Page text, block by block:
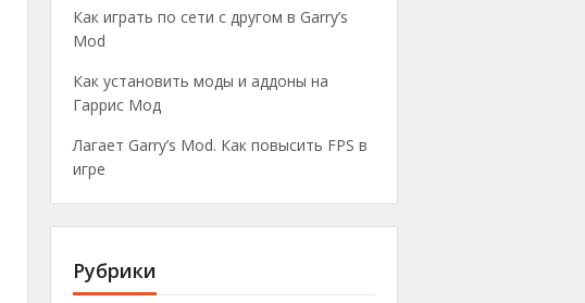
Как играть по сети с другом в Garry’s
Mod
Как установить моды и аддоны на
Гаррис Мод
Лагает Garry’s Mod. Как повысить FPS в
игре
Рубрики